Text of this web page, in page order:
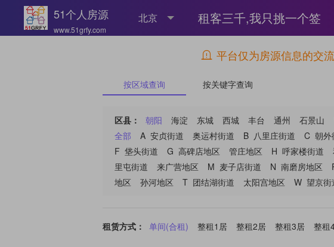
51个人房源
www.51grfy.com
租客三千,我只挑一个签
中介费,这个真没有
房源三千,我只取一间
51个人房源,没有中间商赚
房不在多,有效则行: 一个
真房源很重要,没有中介
平台仅为房源信息的交
按区域查询 按关键字查询
区县： 朝阳 海淀 东城 西城 丰台 通州 石景山
全部
A 安贞街道 奥运村街道 B 八里庄街道 C 朝外
F 垡头街道 G 高碑店地区 管庄地区 H 呼家楼街道
里屯街道
来广营地区 M 麦子店街道 N 南磨房地区
地区
孙河地区 T 团结湖街道 太阳宫地区 W 望京街
租赁方式： 单间(合租) 整租1居 整租2居 整租3居 整租